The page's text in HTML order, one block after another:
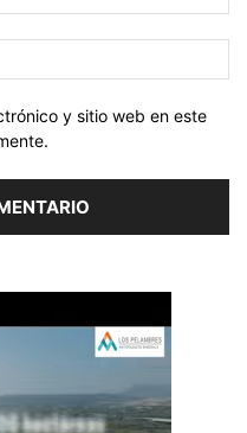
y sitio web en este